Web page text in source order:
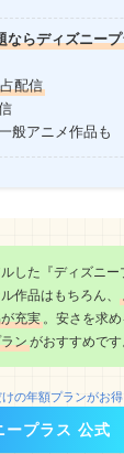
ならディズニープ
配信
般アニメ作品も
した『ディズニー
作品はもちろん、
充実。安さを求め
ンがおすすめです
の年額プランがお得
ープラス 公式